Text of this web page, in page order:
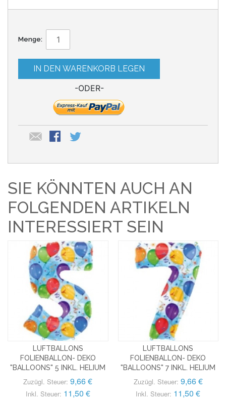
Menge:
IN DEN WARENKORB LEGEN
-ODER-
SIE KÖNNTEN AUCH AN
FOLGENDEN ARTIKELN
INTERESSIERT SEIN
LUFTBALLONS
FOLIENBALLON- DEKO
"BALLOONS" 5 INKL. HELIUM
Zuzügl. Steuer: 9,66 €
Inkl. Steuer: 11,50 €
LUFTBALLONS
FOLIENBALLON- DEKO
"BALLOONS" 7 INKL. HELIUM
Zuzügl. Steuer: 9,66 €
Inkl. Steuer: 11,50 €